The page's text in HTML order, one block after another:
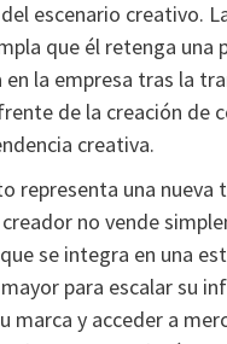
escenario creativo.
que él retenga una
la empresa tras la
de la creación de
creativa.
representa una nueva
no vende
se integra en una
para escalar su
marca y acceder a